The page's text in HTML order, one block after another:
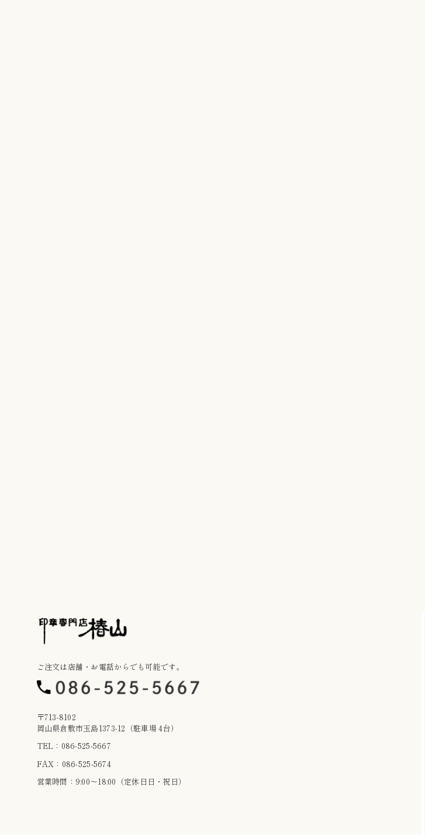
ご注文は店舗・お電話からでも可能です。
〒713-8102
岡山県倉敷市玉島1373-12（駐車場 4台）
TEL：086-525-5667
FAX：086-525-5674
営業時間：9:00～18:00（定休日日・祝日）